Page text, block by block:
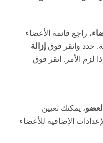
، راجع قائمة الأعضاء
حدد وانقر فوق إزالة
لزم الأمر. انقر فوق
، يمكنك تعيين
الإضافية للأعضاء